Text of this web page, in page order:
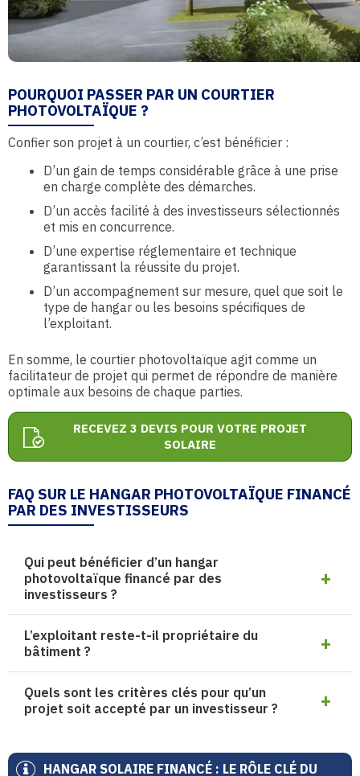
HANGAR SOLAIRE FINANCÉ : LE RÔLE CLÉ DU
POURQUOI PASSER PAR UN COURTIER
PHOTOVOLTAÏQUE ?
Confier son projet à un courtier, c’est bénéficier :
D’un gain de temps considérable grâce à une prise
en charge complète des démarches.
D’un accès facilité à des investisseurs sélectionnés
et mis en concurrence.
D’une expertise réglementaire et technique
garantissant la réussite du projet.
D’un accompagnement sur mesure, quel que soit le
type de hangar ou les besoins spécifiques de
l’exploitant.
En somme, le courtier photovoltaïque agit comme un
facilitateur de projet qui permet de répondre de manière
optimale aux besoins de chaque parties.
RECEVEZ 3 DEVIS POUR VOTRE PROJET
SOLAIRE
FAQ SUR LE HANGAR PHOTOVOLTAÏQUE FINANCÉ
PAR DES INVESTISSEURS
Qui peut bénéficier d’un hangar
photovoltaïque financé par des
investisseurs ?
L’exploitant reste-t-il propriétaire du
bâtiment ?
Quels sont les critères clés pour qu’un
projet soit accepté par un investisseur ?